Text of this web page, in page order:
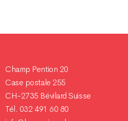
Champ Pention 20
Case postale 255
CH-2735 Bévilard Suisse
Tél. 032 491 60 80